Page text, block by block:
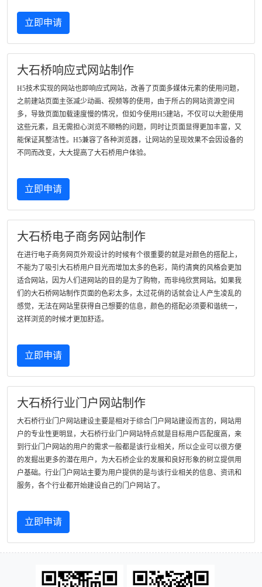
立即申请
大石桥响应式网站制作
H5技术实现的网站也即响应式网站，改善了页面多媒体元素的使用问题，
之前建站页面主张减少动画、视频等的使用，由于所占的网站资源空间
多，导致页面加载速度慢的情况，但如今使用H5建站，不仅可以大胆使用
这些元素，且无需担心浏览不顺畅的问题，同时让页面显得更加丰富，又
能保证其整洁性。H5兼容了各种浏览器，让网站的呈现效果不会因设备的
不同而改变，大大提高了大石桥用户体验。
立即申请
大石桥电子商务网站制作
在进行电子商务网页外观设计的时候有个很重要的就是对颜色的搭配上，
不能为了吸引大石桥用户目光而增加太多的色彩，简约清爽的风格会更加
适合网站，因为人们进网站的目的是为了购物，而非纯欣赏网站。如果我
们的大石桥网站制作页面的色彩太多，太过花俏的话就会让人产生凌乱的
感觉，无法在网站里获得自己想要的信息，颜色的搭配必须要和谐统一，
这样浏览的时候才更加舒适。
立即申请
大石桥行业门户网站制作
大石桥行业门户网站建设主要是相对于综合门户网站建设而言的，网站用
户的专业性更明显，大石桥行业门户网站特点就是目标用户匹配度高，来
到行业门户网站的用户的需求一般都是该行业相关，所以企业可以很方便
的发掘出更多的潜在用户，为大石桥企业的发展和良好形象的树立提供用
户基础。行业门户网站主要为用户提供的是与该行业相关的信息、资讯和
服务，各个行业都开始建设自己的门户网站了。
立即申请